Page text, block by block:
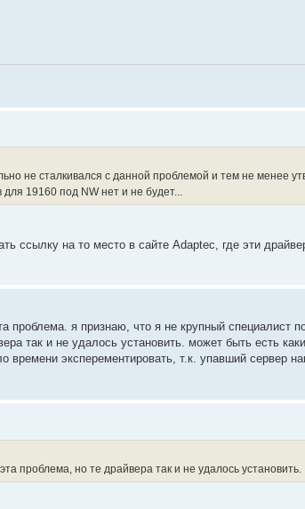
не сталкивался с данной проблемой и тем не менее
19160 под NW нет и не будет...
ссылку на то место в сайте Adaptec, где эти
проблема. я признаю, что я не крупный специалист
так и не удалось установить. может быть есть
времени эксперементировать, т.к. упавший сервер
проблема, но те драйвера так и не удалось установить.